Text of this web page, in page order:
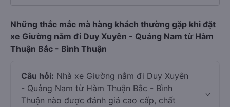
Những thắc mắc mà hàng khách thường gặp khi đặt
xe Giường nằm đi Duy Xuyên - Quảng Nam từ Hàm
Thuận Bắc - Bình Thuận
Câu hỏi: Nhà xe Giường nằm đi Duy Xuyên
- Quảng Nam từ Hàm Thuận Bắc - Bình
Thuận nào được đánh giá cao cấp, chất